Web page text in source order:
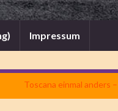
Impressum
Toscana einmal anders